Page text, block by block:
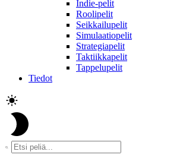
Indie-pelit
Roolipelit
Seikkailupelit
Simulaatiopelit
Strategiapelit
Taktiikkapelit
Tappelupelit
Tiedot